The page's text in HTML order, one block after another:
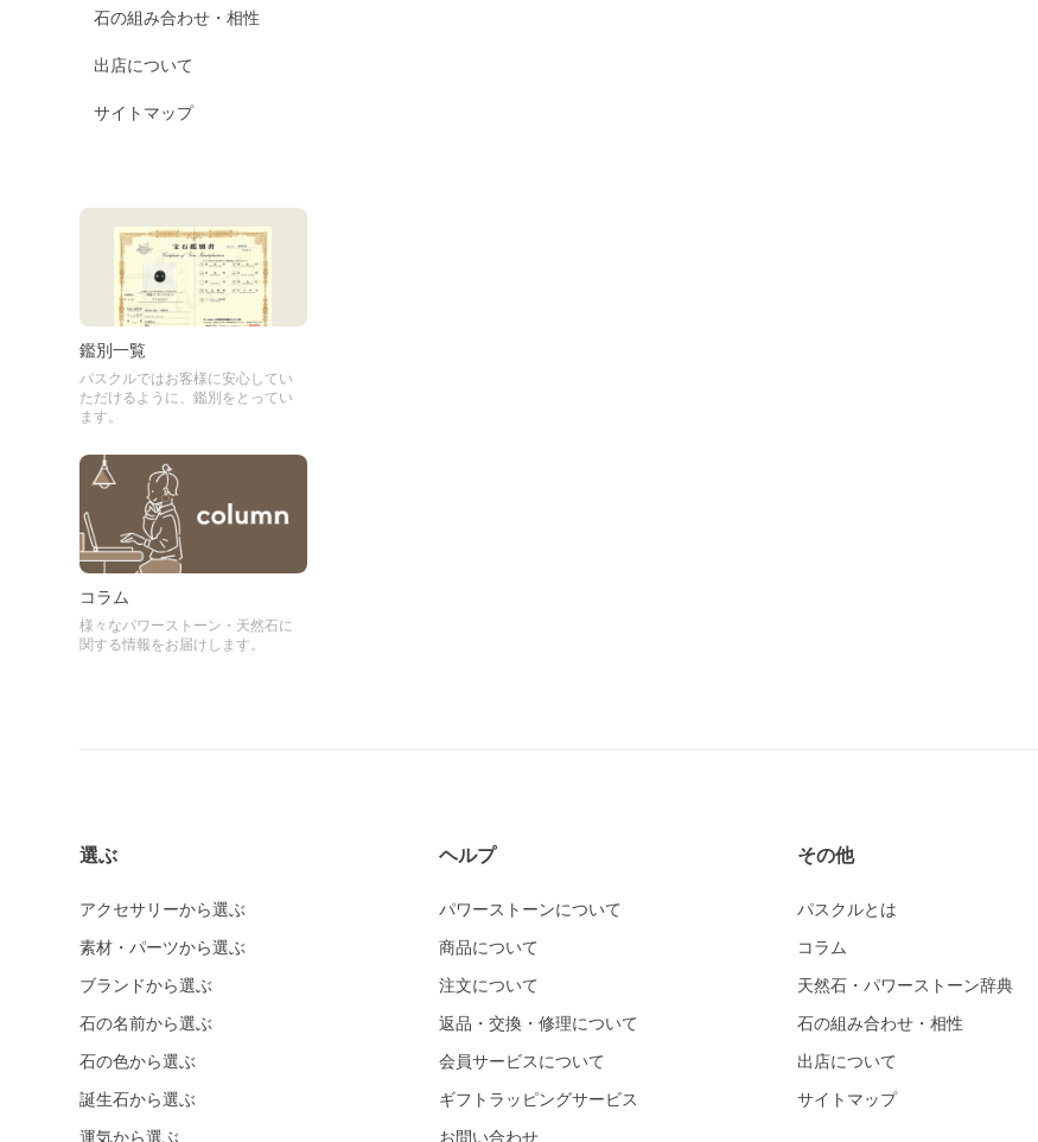
石の組み合わせ・相性
出店について
サイトマップ
鑑別一覧
パスクルではお客様に安心してい
ただけるように、鑑別をとってい
ます。
コラム
様々なパワーストーン・天然石に
関する情報をお届けします。
選ぶ
アクセサリーから選ぶ
素材・パーツから選ぶ
ブランドから選ぶ
石の名前から選ぶ
石の色から選ぶ
誕生石から選ぶ
運気から選ぶ
ヘルプ
パワーストーンについて
商品について
注文について
返品・交換・修理について
会員サービスについて
ギフトラッピングサービス
お問い合わせ
その他
パスクルとは
コラム
天然石・パワーストーン辞典
石の組み合わせ・相性
出店について
サイトマップ